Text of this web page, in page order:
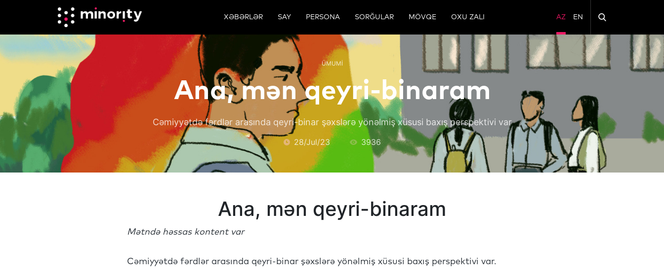
XƏBƏRLƏR SAY PERSONA SORĞULAR MÖVQE OXU ZALI AZ EN
ÜMUMI
Ana, mən qeyri-binaram
Cəmiyyətdə fərdlər arasında qeyri-binar şəxslərə yönəlmiş xüsusi baxış perspektivi var
28/Jul/23 3936
Ana, mən qeyri-binaram
Mətndə həssas kontent var
Cəmiyyətdə fərdlər arasında qeyri-binar şəxslərə yönəlmiş xüsusi baxış perspektivi var.